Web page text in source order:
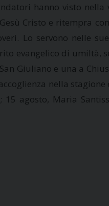
hanno visto
Cristo e ritempra
Lo servono nelle
evangelico di umiltà,
Giuliano e una a
nella stagione
agosto, Maria